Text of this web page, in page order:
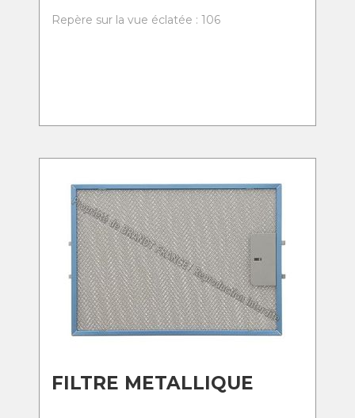
Repère sur la vue éclatée : 106
FILTRE METALLIQUE